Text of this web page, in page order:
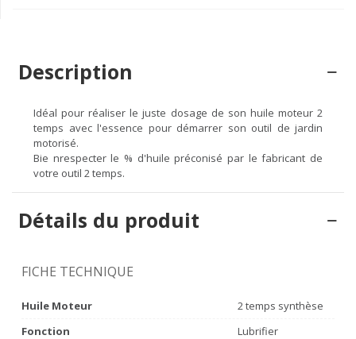
Description
Idéal pour réaliser le juste dosage de son huile moteur 2
temps avec l'essence pour démarrer son outil de jardin
motorisé.
Bie nrespecter le % d'huile préconisé par le fabricant de
votre outil 2 temps.
Détails du produit
FICHE TECHNIQUE
Huile Moteur
2 temps synthèse
Fonction
Lubrifier